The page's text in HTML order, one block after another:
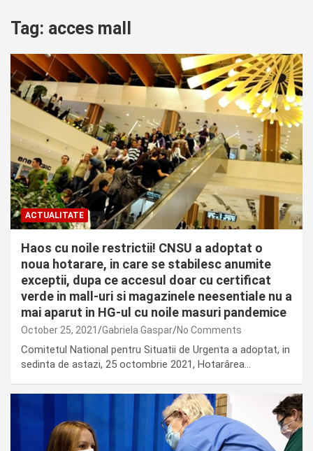
Tag: acces mall
ACTUALITATE
Haos cu noile restrictii! CNSU a adoptat o
noua hotarare, in care se stabilesc anumite
exceptii, dupa ce accesul doar cu certificat
verde in mall-uri si magazinele neesentiale nu a
mai aparut in HG-ul cu noile masuri pandemice
October 25, 2021 Gabriela Gaspar No Comments
Comitetul National pentru Situatii de Urgenta a adoptat, in
sedinta de astazi, 25 octombrie 2021, Hotarârea…